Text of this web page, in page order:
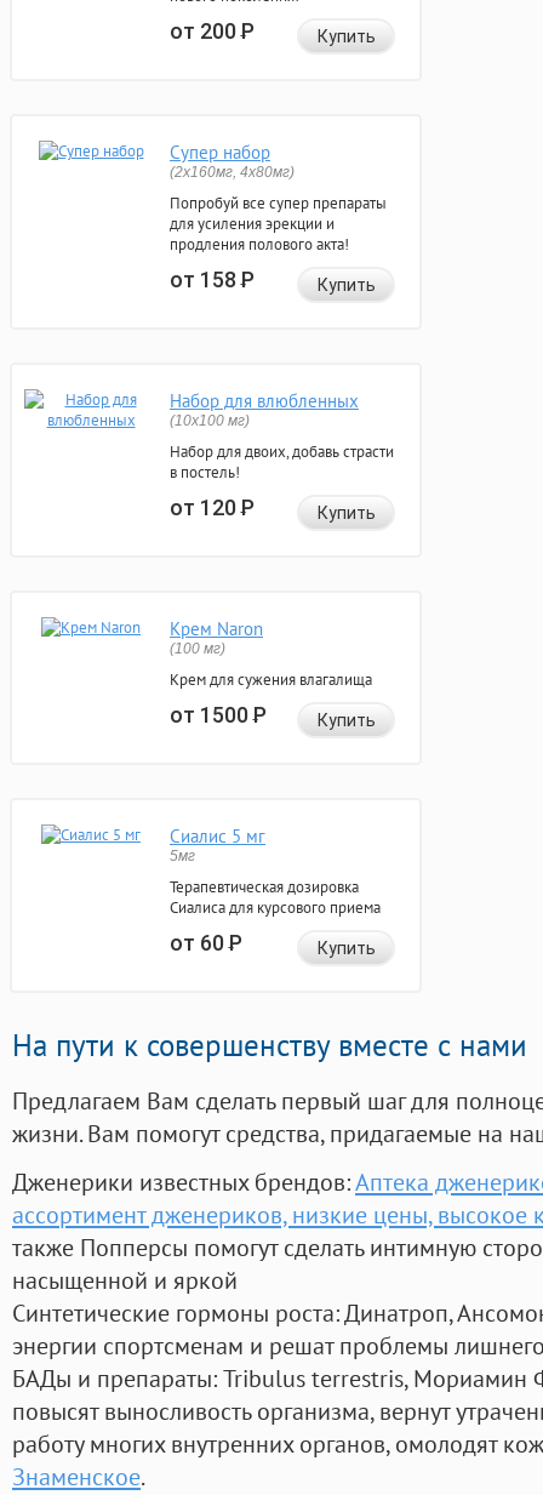
от 200Р Купить
Супер набор
(2х160мг, 4х80мг)
Попробуй все супер препараты
для усиления эрекции и
продления полового акта!
от 158Р Купить
Набор для влюбленных
(10х100 мг)
Набор для двоих, добавь страсти
в постель!
от 120Р Купить
Крем Naron
(100 мг)
Крем для сужения влагалища
от 1500Р Купить
Сиалис 5 мг
5мг
Терапевтическая дозировка
Сиалиса для курсового приема
от 60Р Купить
На пути к совершенству вместе с нами
Предлагаем Вам сделать первый шаг для
жизни. Вам помогут средства, придагаемые на
Дженерики известных брендов:Аптека
ассортимент дженериков, низкие цены, высокое
также Попперсы помогут сделать интимную
насыщенной и яркой
Синтетические гормоны роста: Динатроп,
энергии спортсменам и решат проблемы
БАДы и препараты:Tribulus terrestris, Мориамин
повысят выносливость организма, вернут
работу многих внутренних органов, омолодят
Знаменское.